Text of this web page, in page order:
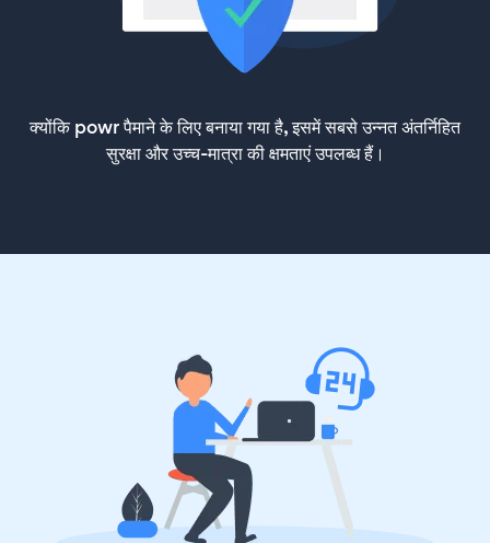
क्योंकि powr पैमाने के लिए बनाया गया है, इसमें सबसे उन्नत अंतर्निहित
सुरक्षा और उच्च-मात्रा की क्षमताएं उपलब्ध हैं।